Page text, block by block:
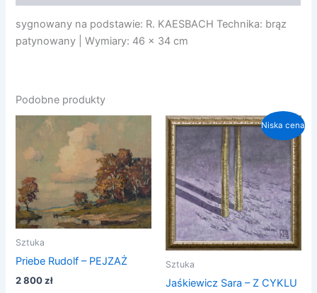
sygnowany na podstawie: R. KAESBACH Technika: brąz
patynowany | Wymiary: 46 x 34 cm
Podobne produkty
Sztuka
Priebe Rudolf – PEJZAŻ
2 800zł
Niska cena
Sztuka
Jaśkiewicz Sara – Z CYKLU